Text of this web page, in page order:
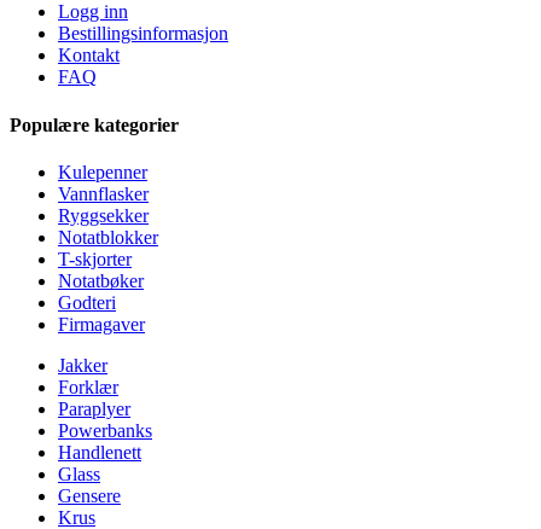
Logg inn
Bestillingsinformasjon
Kontakt
FAQ
Populære kategorier
Kulepenner
Vannflasker
Ryggsekker
Notatblokker
T-skjorter
Notatbøker
Godteri
Firmagaver
Jakker
Forklær
Paraplyer
Powerbanks
Handlenett
Glass
Gensere
Krus